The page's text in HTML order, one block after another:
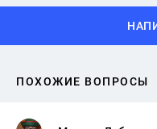
ПОХОЖИЕ ВОПРОСЫ